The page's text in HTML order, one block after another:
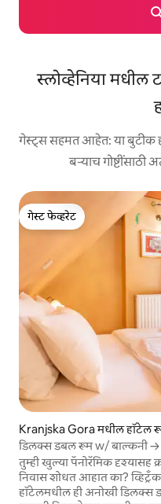
स्लोव्हेनिया
गेस्ट्स सहमत आहेत: या बुटीक
बऱ्याच गोष्टींसाठी
गेस्ट फेव्हरेट
गेस्ट फेव्हरेट
Kranjska Gora मधील हॉटेल
डिलक्स डबल रूम w/ बाल्कनी →
तुम्ही खुल्या पॅनोरॅमिक दृश्यासह
निवास शोधत आहात का?
हॉटेलमधील ही अनोखी डिलक्स